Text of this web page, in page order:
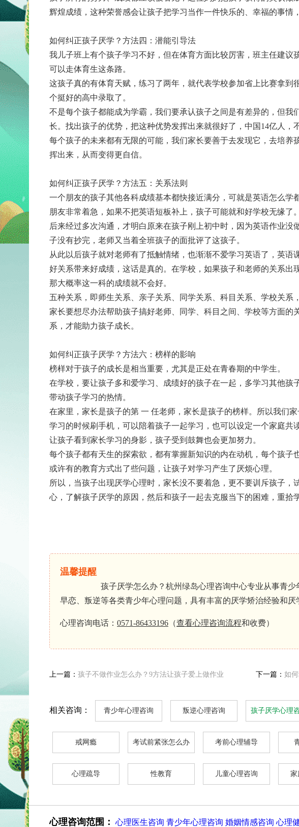
辉煌成绩，这种荣誉感会让孩子把学习当作一件快乐的、幸福的事情
如何纠正孩子厌学？方法四：潜能引导法
我儿子班上有个孩子学习不好，但在体育方面比较厉害，班主任建议
可以走体育生这条路。
这孩子真的有体育天赋，练习了两年，就代表学校参加省上比赛拿到
个挺好的高中录取了。
不是每个孩子都能成为学霸，我们要承认孩子之间是有差异的，但我
长。找出孩子的优势，把这种优势发挥出来就很好了，中国14亿人，
每个孩子的未来都有无限的可能，我们家长要善于去发现它，去培养
挥出来，从而变得更自信。
如何纠正孩子厌学？方法五：关系法则
一个朋友的孩子其他各科成绩基本都快接近满分，可就是英语怎么学
朋友非常着急，如果不把英语短板补上，孩子可能就和好学校无缘了。
后来经过多次沟通，才明白原来在孩子刚上初中时，因为英语作业没
子没有抄完，老师又当着全班孩子的面批评了这孩子。
从此以后孩子就对老师有了抵触情绪，也渐渐不爱学习英语了，英语
好关系带来好成绩，这话是真的。在学校，如果孩子和老师的关系出
那大概率这一科的成绩就不会好。
五种关系，即师生关系、亲子关系、同学关系、科目关系、学校关系
家长要想尽办法帮助孩子搞好老师、同学、科目之间、学校等方面的
系，才能助力孩子成长。
如何纠正孩子厌学？方法六：榜样的影响
榜样对于孩子的成长是相当重要，尤其是正处在青春期的中学生。
在学校，要让孩子多和爱学习、成绩好的孩子在一起，多学习其他孩
带动孩子学习的热情。
在家里，家长是孩子的第 一 任老师，家长是孩子的榜样。所以我们
学习的时候刷手机，可以陪着孩子一起学习，也可以设定一个家庭共
让孩子看到家长学习的身影，孩子受到鼓舞也会更加努力。
每个孩子都有天生的探索欲，都有掌握新知识的内在动机，每个孩子
或许有的教育方式出了些问题，让孩子对学习产生了厌烦心理。
所以，当孩子出现厌学心理时，家长没不要着急，更不要训斥孩子，
心，了解孩子厌学的原因，然后和孩子一起去克服当下的困难，重拾
温馨提醒
孩子厌学怎么办？杭州绿岛心理咨询中心专业从事青少年
早恋、叛逆等各类青少年心理问题，具有丰富的厌学矫治经验和厌
心理咨询电话： 0571-86433196 （查看心理咨询流程和收费）
上一篇： 孩子不做作业怎么办？9方法让孩子爱上做作业 下一篇： 如
相关咨询： 青少年心理咨询 叛逆心理咨询 孩子厌学心理
戒网瘾 考试前紧张怎么办 考前心理辅导
心理疏导 性教育 儿童心理咨询 家
心理咨询范围： 心理医生咨询 青少年心理咨询 婚姻情感咨询 心理